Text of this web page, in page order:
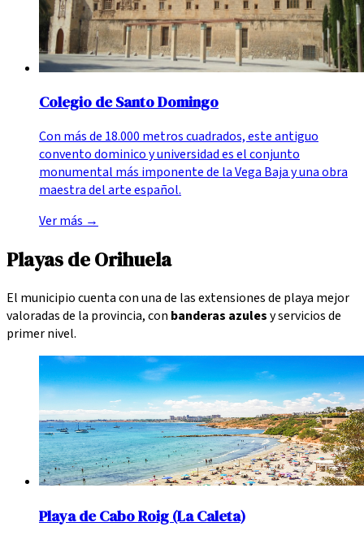
Colegio de Santo Domingo
Con más de 18.000 metros cuadrados, este antiguo
convento dominico y universidad es el conjunto
monumental más imponente de la Vega Baja y una obra
maestra del arte español.
Ver más →
Playas de Orihuela
El municipio cuenta con una de las extensiones de playa mejor
valoradas de la provincia, con banderas azulesy servicios de
primer nivel.
Playa de Cabo Roig (La Caleta)